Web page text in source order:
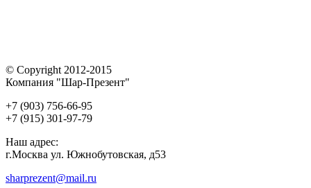
© Copyright 2012-2015
Компания "Шар-Презент"
+7 (903) 756-66-95
+7 (915) 301-97-79
Наш адрес:
г.Москва ул. Южнобутовская, д53
sharprezent@mail.ru